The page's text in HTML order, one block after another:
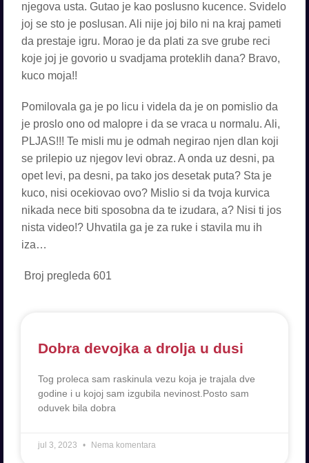
njegova usta. Gutao je kao poslusno kucence. Svidelo
joj se sto je poslusan. Ali nije joj bilo ni na kraj pameti
da prestaje igru. Morao je da plati za sve grube reci
koje joj je govorio u svadjama proteklih dana? Bravo,
kuco moja!!
Pomilovala ga je po licu i videla da je on pomislio da
je proslo ono od malopre i da se vraca u normalu. Ali,
PLJAS!!! Te misli mu je odmah negirao njen dlan koji
se prilepio uz njegov levi obraz. A onda uz desni, pa
opet levi, pa desni, pa tako jos desetak puta? Sta je
kuco, nisi ocekiovao ovo? Mislio si da tvoja kurvica
nikada nece biti sposobna da te izudara, a? Nisi ti jos
nista video!? Uhvatila ga je za ruke i stavila mu ih
iza…
Broj pregleda 601
Dobra devojka a drolja u dusi
Tog proleca sam raskinula vezu koja je trajala dve
godine i u kojoj sam izgubila nevinost.Posto sam
oduvek bila dobra
jul 3, 2023 Nema komentara